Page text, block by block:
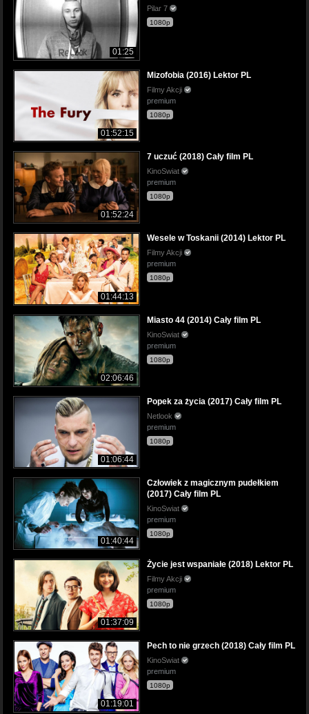
01:25
Pilar 7
1080p
01:52:15
Mizofobia (2016) Lektor PL
Filmy Akcji
premium
1080p
01:52:24
7 uczuć (2018) Cały film PL
KinoSwiat
premium
1080p
01:44:13
Wesele w Toskanii (2014) Lektor PL
Filmy Akcji
premium
1080p
02:06:46
Miasto 44 (2014) Cały film PL
KinoSwiat
premium
1080p
01:06:44
Popek za życia (2017) Cały film PL
Netlook
premium
1080p
01:40:44
Człowiek z magicznym pudełkiem
(2017) Cały film PL
KinoSwiat
premium
1080p
01:37:09
Życie jest wspaniałe (2018) Lektor PL
Filmy Akcji
premium
1080p
01:19:01
Pech to nie grzech (2018) Cały film PL
KinoSwiat
premium
1080p